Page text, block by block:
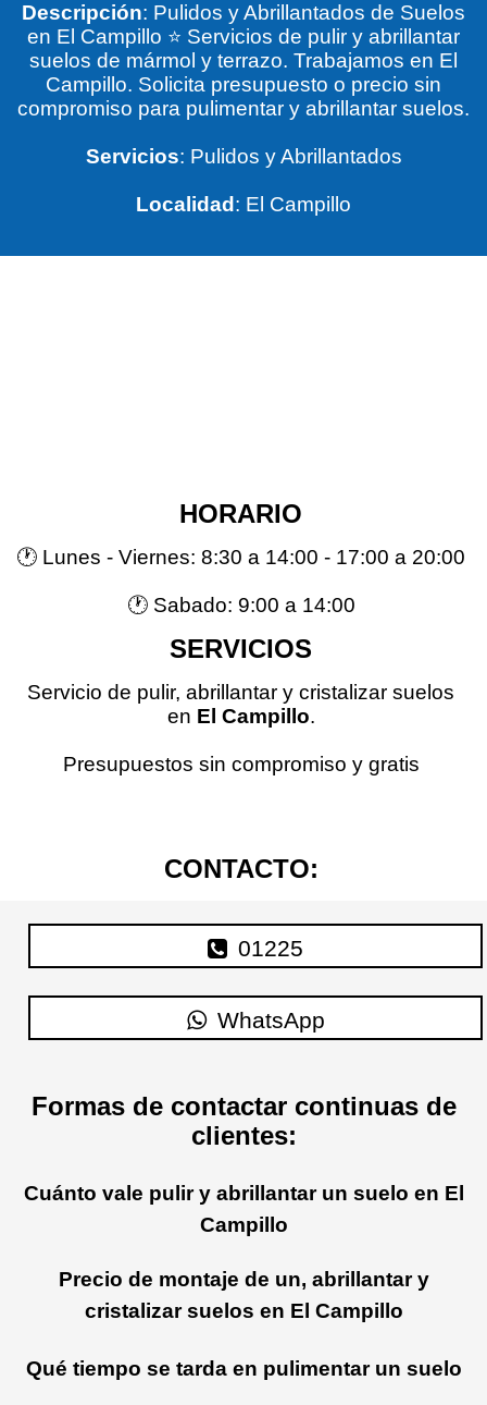
Descripción: Pulidos y Abrillantados de Suelos
en El Campillo ⭐ Servicios de pulir y abrillantar
suelos de mármol y terrazo. Trabajamos en El
Campillo. Solicita presupuesto o precio sin
compromiso para pulimentar y abrillantar suelos.
Servicios: Pulidos y Abrillantados
Localidad : El Campillo
HORARIO
🕐 Lunes - Viernes: 8:30 a 14:00 - 17:00 a 20:00
🕐 Sabado: 9:00 a 14:00
SERVICIOS
Servicio de pulir, abrillantar y cristalizar suelos
en El Campillo.
Presupuestos sin compromiso y gratis
CONTACTO:
01225
WhatsApp
Formas de contactar continuas de
clientes:
Cuánto vale pulir y abrillantar un suelo en El
Campillo
Precio de montaje de un, abrillantar y
cristalizar suelos en El Campillo
Qué tiempo se tarda en pulimentar un suelo